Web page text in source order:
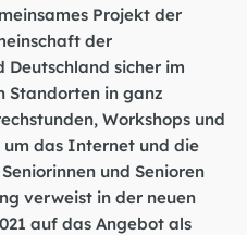
Projekt der
der
Deutschland sicher im
Standorten in ganz
Workshops und
das Internet und die
und Senioren
verweist in der neuen
auf das Angebot als